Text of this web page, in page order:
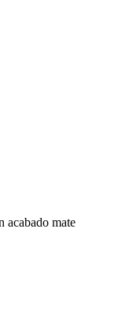
acabado mate